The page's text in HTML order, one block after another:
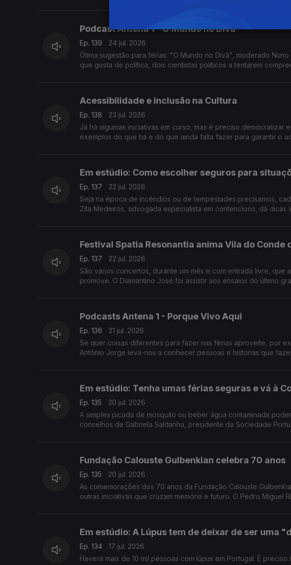
Podcast Antena 1 - O Mundo no Divã
Ep. 139
24 jul. 2026
Ótima sugestão para férias: "O Mundo no Divã", moderado
que gosta de política, dois cientistas políticos a tentarem
Acessibilidade e inclusão na Cultura
Ep. 138
23 jul. 2026
Já há algumas iniciativas em curso, mas é preciso democratizar
exemplos do que há e do que ainda falta fazer para garantir o
Em estúdio: Como escolher seguros para
Ep. 137
22 jul. 2026
Seja na época de incêndios ou de tempestades precisamos,
Zita Medeiros, advogada especialista em contencioso, dá dicas
Festival Spatia Resonantia anima Vila do Conde
Ep. 137
22 jul. 2026
São vários concertos, durante um mês e com entrada livre, que
promove. O Diamantino José foi assistir aos ensaios do último
Podcasts Antena 1 - Porque Vivo Aqui
Ep. 136
21 jul. 2026
Se quer coisas diferentes para fazer nas férias aproveite, por exemplo, para
António Jorge leva-nos a conhecer pessoas e histórias que
Em estúdio: Tenha umas férias seguras e vá à
Ep. 135
20 jul. 2026
A simples picada de mosquito ou beber água contaminada
conselhos de Gabriela Saldanha, presidente da Sociedade
Fundação Calouste Gulbenkian celebra 70 anos
Ep. 135
20 jul. 2026
As comemorações dos 70 anos da Fundação Calouste
outras iniciativas que cruzam memória e futuro. O Pedro Miguel
Em estúdio: A Lúpus tem de deixar de ser uma
Ep. 134
17 jul. 2026
Haverá mais de 10 mil pessoas com lúpus em Portugal. É preciso falar mais desta doença autoimune crónica para os